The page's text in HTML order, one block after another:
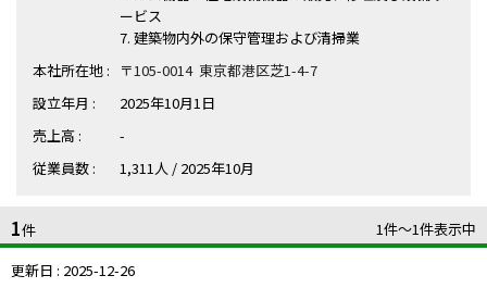
ービス
7. 建築物内外の保守管理および清掃業
本社所在地 :
〒105-0014 東京都港区芝1-4-7
設立年月 :
2025年10月1日
売上高 :
-
従業員数 :
1,311人 / 2025年10月
1件
1件〜1件表示中
更新日 : 2025-12-26
障害のある新卒学生専門の就職エージェントサービス
求人検索・スカウトサービス
障害者専門の求人検索・スカウトサービス
就労移行支援サービス
就職・転職ノウハウ
お問い合わせ・よくある質問
よくある質問